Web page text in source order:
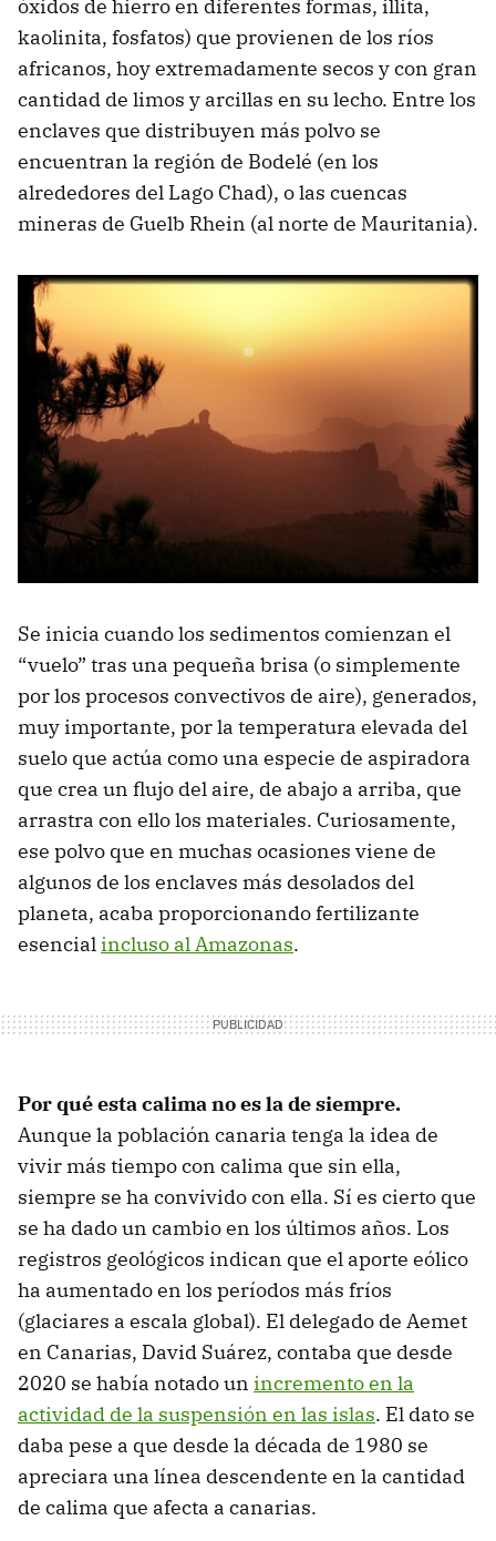
óxidos de hierro en diferentes formas, illita,
kaolinita, fosfatos) que provienen de los ríos
africanos, hoy extremadamente secos y con gran
cantidad de limos y arcillas en su lecho. Entre los
enclaves que distribuyen más polvo se
encuentran la región de Bodelé (en los
alrededores del Lago Chad), o las cuencas
mineras de Guelb Rhein (al norte de Mauritania).
Se inicia cuando los sedimentos comienzan el
“vuelo” tras una pequeña brisa (o simplemente
por los procesos convectivos de aire), generados,
muy importante, por la temperatura elevada del
suelo que actúa como una especie de aspiradora
que crea un flujo del aire, de abajo a arriba, que
arrastra con ello los materiales. Curiosamente,
ese polvo que en muchas ocasiones viene de
algunos de los enclaves más desolados del
planeta, acaba proporcionando fertilizante
esencialincluso al Amazonas.
Por qué esta calima no es la de siempre.
Aunque la población canaria tenga la idea de
vivir más tiempo con calima que sin ella,
siempre se ha convivido con ella. Sí es cierto que
se ha dado un cambio en los últimos años. Los
registros geológicos indican que el aporte eólico
ha aumentado en los períodos más fríos
(glaciares a escala global). El delegado de Aemet
en Canarias, David Suárez, contaba que desde
2020 se había notado un incremento en la
actividad de la suspensión en las islas. El dato se
daba pese a que desde la década de 1980 se
apreciara una línea descendente en la cantidad
de calima que afecta a canarias.